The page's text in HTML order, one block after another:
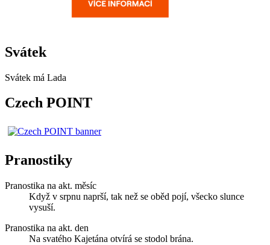
Svátek
Svátek má Lada
Czech POINT
Pranostiky
Pranostika na akt. měsíc
Když v srpnu naprší, tak než se oběd pojí, všecko slunce
vysuší.
Pranostika na akt. den
Na svatého Kajetána otvírá se stodol brána.